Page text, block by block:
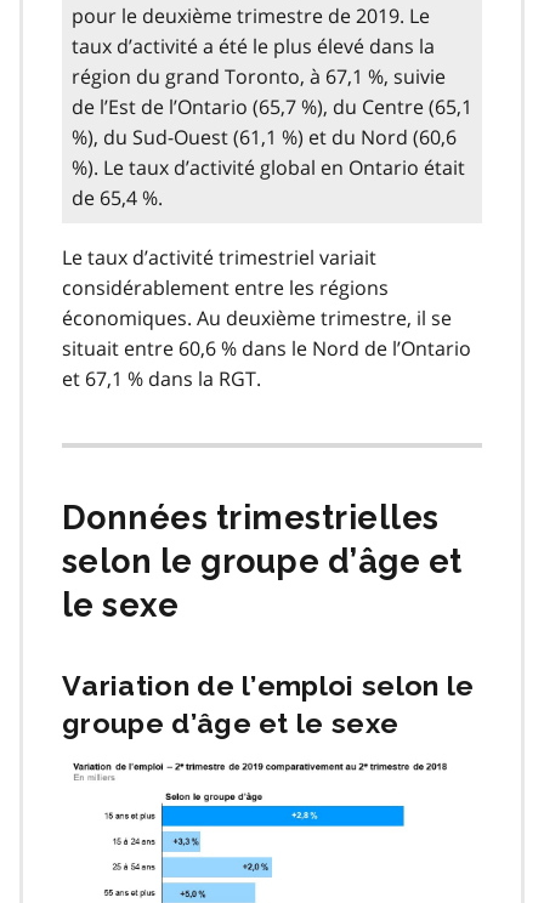
pour le deuxième trimestre de 2019. Le
taux d’activité a été le plus élevé dans la
région du grand Toronto, à 67,1 %, suivie
de l’Est de l’Ontario (65,7 %), du Centre (65,1
%), du Sud-Ouest (61,1 %) et du Nord (60,6
%). Le taux d’activité global en Ontario était
de 65,4 %.
Le taux d’activité trimestriel variait
considérablement entre les régions
économiques. Au deuxième trimestre, il se
situait entre 60,6 % dans le Nord de l’Ontario
et 67,1 % dans la RGT.
Données trimestrielles
selon le groupe d’âge et
le sexe
Variation de l’emploi selon le
groupe d’âge et le sexe